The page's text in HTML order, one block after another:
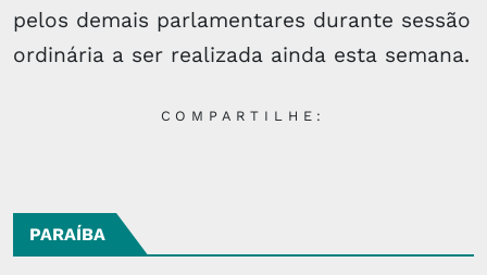
pelos demais parlamentares durante sessão
ordinária a ser realizada ainda esta semana.
COMPARTILHE:
PARAÍBA